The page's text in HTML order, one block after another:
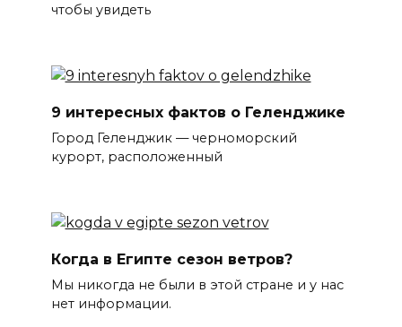
чтобы увидеть
9 интересных фактов о Геленджике
Город Геленджик — черноморский
курорт, расположенный
Когда в Египте сезон ветров?
Мы никогда не были в этой стране и у нас
нет информации.